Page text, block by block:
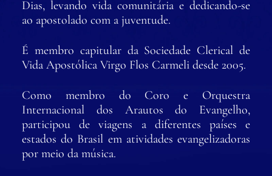
Dias, levando vida comunitária e dedicando-se
ao apostolado com a juventude.
É membro capitular da Sociedade Clerical de
Vida Apostólica Virgo Flos Carmeli desde 2005.
Como membro do Coro e Orquestra
Internacional dos Arautos do Evangelho,
participou de viagens a diferentes países e
estados do Brasil em atividades evangelizadoras
por meio da música.